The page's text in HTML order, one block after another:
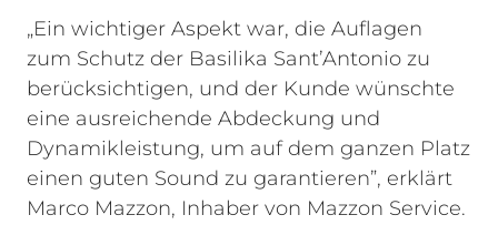
„Ein wichtiger Aspekt war, die Auflagen
zum Schutz der Basilika Sant’Antonio zu
berücksichtigen, und der Kunde wünschte
eine ausreichende Abdeckung und
Dynamikleistung, um auf dem ganzen Platz
einen guten Sound zu garantieren”, erklärt
Marco Mazzon, Inhaber von Mazzon Service.